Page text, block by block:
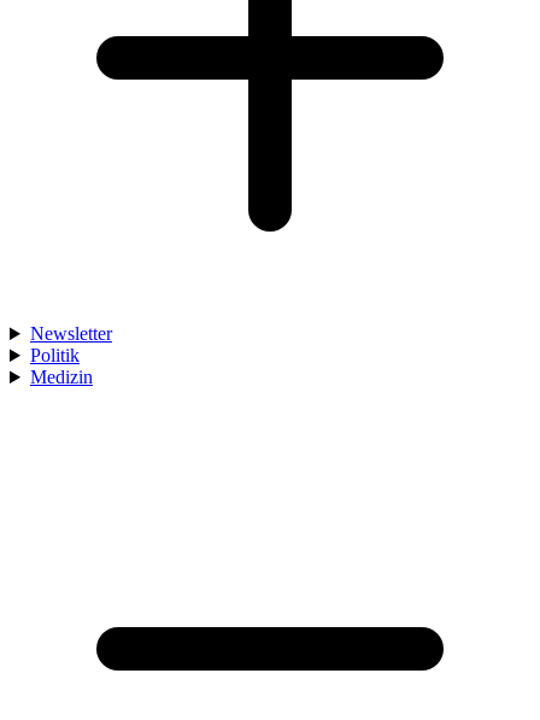
Newsletter
Politik
Medizin